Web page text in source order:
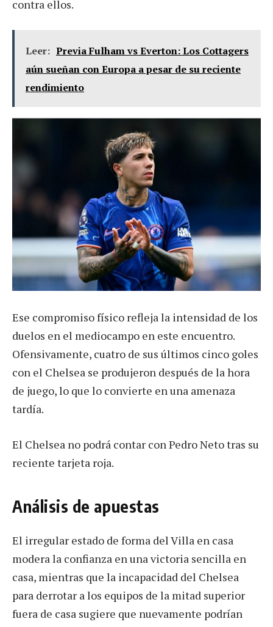
contra ellos.
Leer: Previa Fulham vs Everton: Los Cottagers
aún sueñan con Europa a pesar de su reciente
rendimiento
Ese compromiso físico refleja la intensidad de los
duelos en el mediocampo en este encuentro.
Ofensivamente, cuatro de sus últimos cinco goles
con el Chelsea se produjeron después de la hora
de juego, lo que lo convierte en una amenaza
tardía.
El Chelsea no podrá contar con Pedro Neto tras su
reciente tarjeta roja.
Análisis de apuestas
El irregular estado de forma del Villa en casa
modera la confianza en una victoria sencilla en
casa, mientras que la incapacidad del Chelsea
para derrotar a los equipos de la mitad superior
fuera de casa sugiere que nuevamente podrían